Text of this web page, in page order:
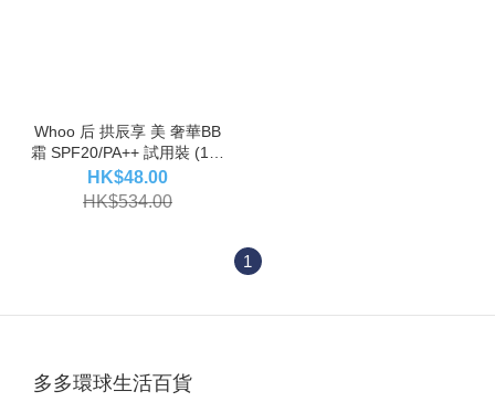
Whoo 后 拱辰享 美 奢華BB
霜 SPF20/PA++ 試用裝 (1ml
x30片) (EXP:2028.06)
(G17)
HK$48.00
HK$534.00
1
多多環球生活百貨